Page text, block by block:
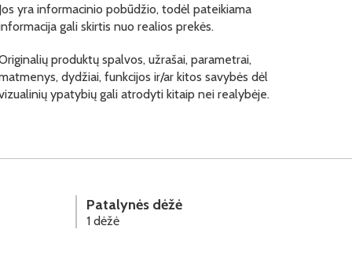
yra informacinio pobūdžio, todėl pateikiama
gali skirtis nuo realios prekės.
produktų spalvos, užrašai, parametrai,
dydžiai, funkcijos ir/ar kitos savybės dėl
ypatybių gali atrodyti kitaip nei realybėje.
Patalynės dėžė
1 dėžė